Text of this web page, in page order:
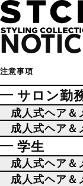
注意事項
サロン勤
成人式ヘア＆
成人式ヘア＆
学生
成人式ヘア＆
成人式ヘア＆